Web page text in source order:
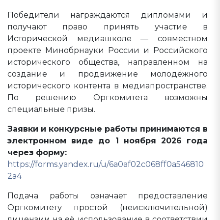
Победители награждаются дипломами и
получают право принять участие в
Исторической медиашколе — совместном
проекте Минобрнауки России и Российского
исторического общества, направленном на
создание и продвижение молодёжного
исторического контента в медиапространстве.
По решению Оргкомитета возможны
специальные призы.
Заявки и конкурсные работы принимаются в
электронном виде до 1 ноября 2026 года
через форму:
https://forms.yandex.ru/u/6a0af02c068ff0a546810
2a4
Подача работы означает предоставление
Оргкомитету простой (неисключительной)